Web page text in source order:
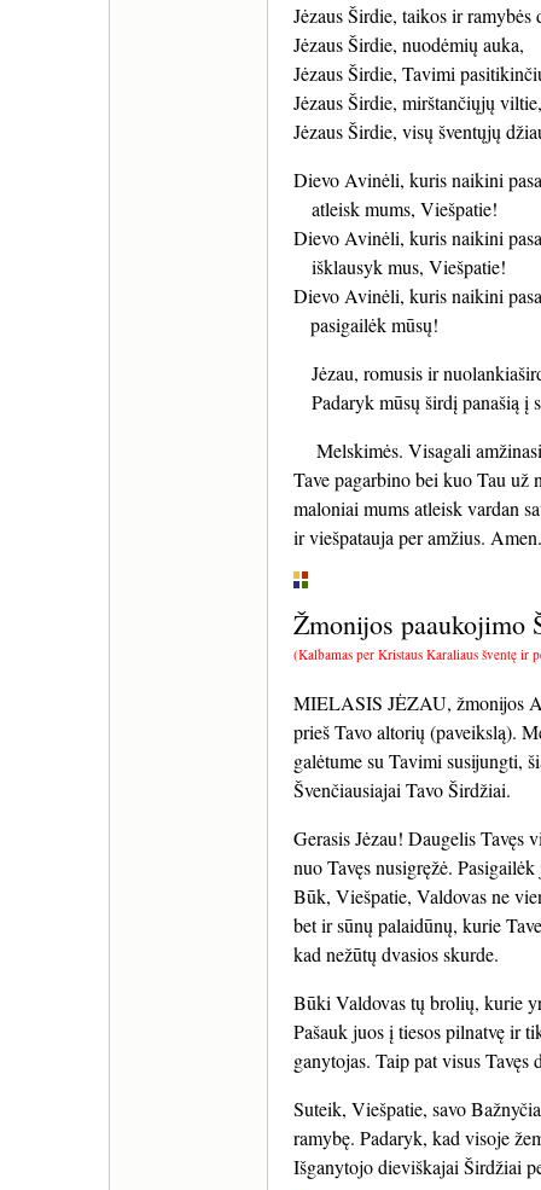
Jėzaus Širdie, taikos ir ramybės
Jėzaus Širdie, nuodėmių auka,
Jėzaus Širdie, Tavimi
Jėzaus Širdie, mirštančiųjų viltie,
Jėzaus Širdie, visų šventųjų
Dievo Avinėli, kuris naikini
atleisk mums, Viešpatie!
Dievo Avinėli, kuris naikini
išklausyk mus, Viešpatie!
Dievo Avinėli, kuris naikini
pasigailėk mūsų!
Jėzau, romusis ir
Padaryk mūsų širdį panašią į
Melskimės. Visagali
Tave pagarbino bei kuo Tau už
maloniai mums atleisk vardan
ir viešpatauja per amžius. Amen.
Žmonijos paaukojimo
(Kalbamas per Kristaus Karaliaus šventę ir
MIELASIS JĖZAU, žmonijos
prieš Tavo altorių (paveikslą).
galėtume su Tavimi susijungti,
Švenčiausiajai Tavo Širdžiai.
Gerasis Jėzau! Daugelis Tavęs
nuo Tavęs nusigręžė.
Būk, Viešpatie, Valdovas ne
bet ir sūnų palaidūnų, kurie
kad nežūtų dvasios skurde.
Būki Valdovas tų brolių, kurie
Pašauk juos į tiesos pilnatvę ir
ganytojas. Taip pat visus Tavęs
Suteik, Viešpatie, savo
ramybę. Padaryk, kad visoje
Išganytojo dieviškajai Širdžiai